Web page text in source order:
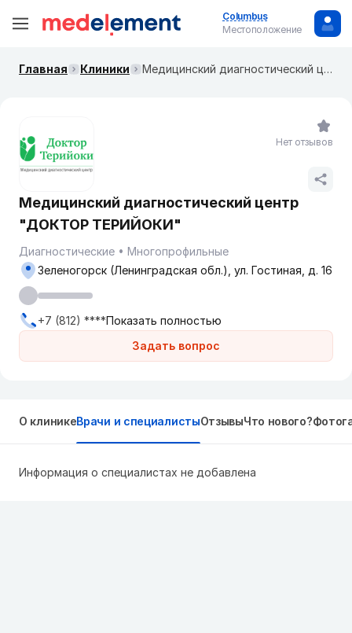
Columbus
Местоположение
Главная Клиники Медицинский диагностический центр "ДОКТОР ТЕРИЙОКИ"
Медицинский диагностический центр
"ДОКТОР ТЕРИЙОКИ"
Диагностические Многопрофильные
Задать вопрос
Зеленогорск (Ленинградская обл.), ул. Гостиная, д. 16
+7 (812) ****Показать полностью
Нет отзывов
О клиникеВрачи и специалистыОтзывыЧто нового?
Информация о специалистах не добавлена